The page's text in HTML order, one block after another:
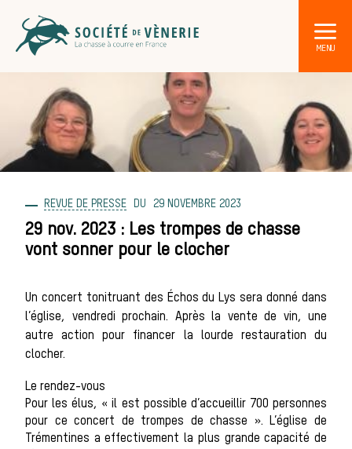
DÉCOUVRIR LA CHASSE À COURRE
Les acteurs de la vènerie
Les animaux
sauvages
Les chiens de
REVUE DE PRESSE 29 NOVEMBRE 2023
29 nov. 2023 : Les trompes de chasse
vont sonner pour le clocher
Un concert tonitruant des Échos du Lys sera donné dans
l’église, vendredi prochain. Après la vente de vin, une
autre action pour financer la lourde restauration du
clocher.
Le rendez-vous
Pour les élus, « il est possible d’accueillir 700 personnes
pour ce concert de trompes de chasse ». L’église de
Trémentines a effectivement la plus grande capacité de